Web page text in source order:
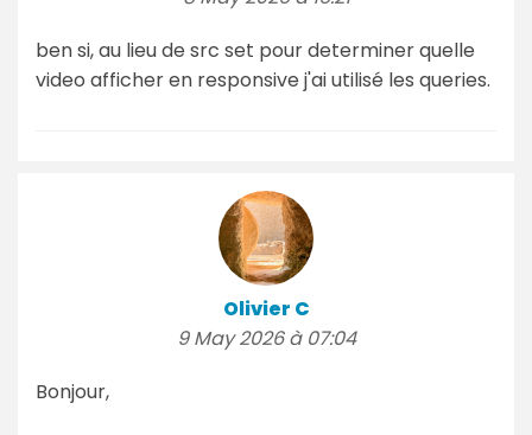
ben si, au lieu de src set pour determiner quelle
video afficher en responsive j'ai utilisé les queries.
Olivier C
9 May 2026 à 07:04
Bonjour,